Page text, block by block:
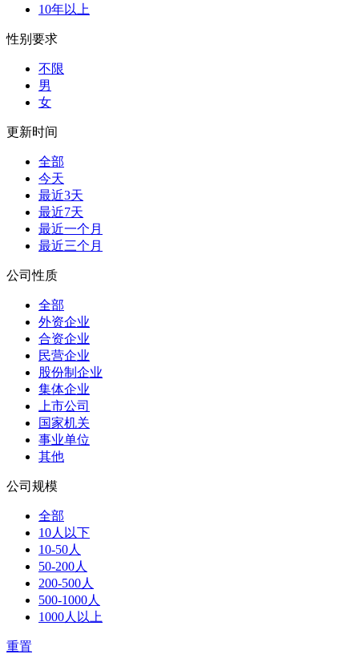
10年以上
性别要求
不限
男
女
更新时间
全部
今天
最近3天
最近7天
最近一个月
最近三个月
公司性质
全部
外资企业
合资企业
民营企业
股份制企业
集体企业
上市公司
国家机关
事业单位
其他
公司规模
全部
10人以下
10-50人
50-200人
200-500人
500-1000人
1000人以上
重置